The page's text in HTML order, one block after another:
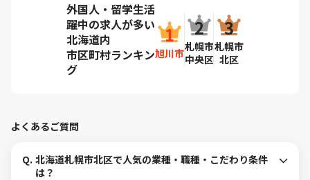
外国人・留学生活
躍中の求人が多い
北海道内
市区町村ランキン
グ
旭川市札幌市
中央区
札幌市
北区
よくあるご質問
Q. 北海道札幌市北区で人気の業種・職種・こだわり条件
は？